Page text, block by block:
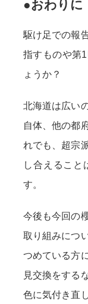
●おわりに
駆け足での報
指すものや第
ょうか？
北海道は広い
自体、他の都
れでも、超宗
し合えること
す。
今後も今回の
取り組みにつ
つめている方
見交換をする
色に気付き直